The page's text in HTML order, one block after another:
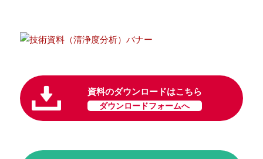
資料のダウンロードはこちら
ダウンロードフォームへ